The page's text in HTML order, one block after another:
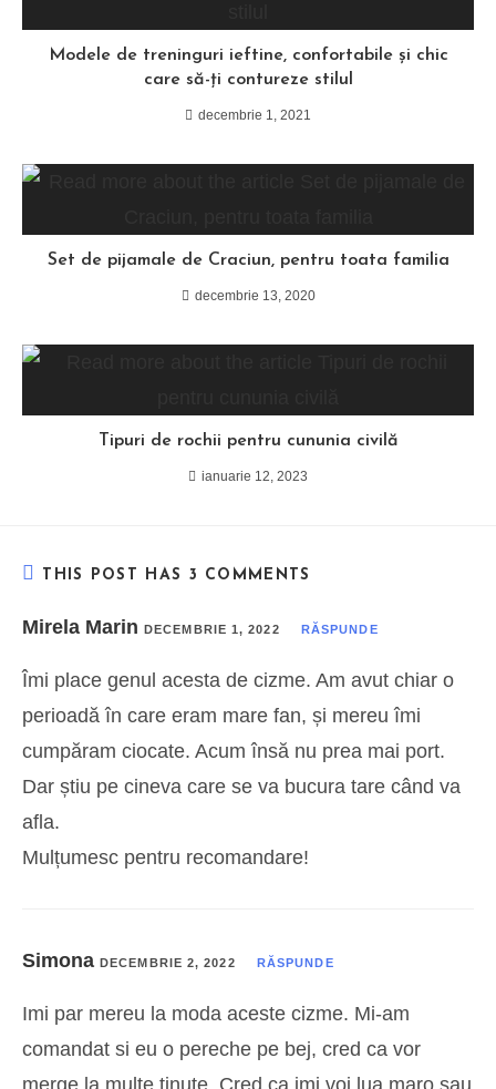
Modele de treninguri ieftine, confortabile și chic
care să-ți contureze stilul
decembrie 1, 2021
Set de pijamale de Craciun, pentru toata familia
decembrie 13, 2020
Tipuri de rochii pentru cununia civilă
ianuarie 12, 2023
THIS POST HAS 3 COMMENTS
Mirela Marin DECEMBRIE 1, 2022 RĂSPUNDE
Îmi place genul acesta de cizme. Am avut chiar o
perioadă în care eram mare fan, și mereu îmi
cumpăram ciocate. Acum însă nu prea mai port.
Dar știu pe cineva care se va bucura tare când va
afla.
Mulțumesc pentru recomandare!
Simona DECEMBRIE 2, 2022 RĂSPUNDE
Imi par mereu la moda aceste cizme. Mi-am
comandat si eu o pereche pe bej, cred ca vor